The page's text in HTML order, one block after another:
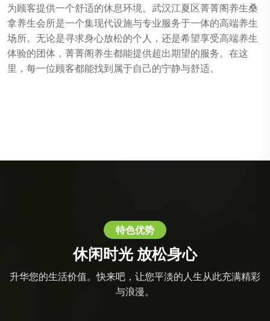
为顾客提供一个舒适的休息环境。武汉江夏区菁菁阁养生桑
拿养生会所是一个集现代设施与专业服务于一体的高端养生
场所。无论是寻求身心放松的个人，还是希望享受高端养生
体验的团体，菁菁阁养生都能提供超出期望的服务。在这
里，每一位顾客都能找到属于自己的宁静与舒适。
特色优势
休闲时光 放松身心
升华您的生活价值。快来吧，让您平淡的人生从此充满精彩
与浪漫。